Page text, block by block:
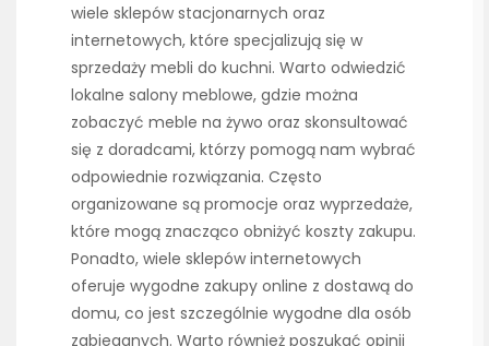
wiele sklepów stacjonarnych oraz
internetowych, które specjalizują się w
sprzedaży mebli do kuchni. Warto odwiedzić
lokalne salony meblowe, gdzie można
zobaczyć meble na żywo oraz skonsultować
się z doradcami, którzy pomogą nam wybrać
odpowiednie rozwiązania. Często
organizowane są promocje oraz wyprzedaże,
które mogą znacząco obniżyć koszty zakupu.
Ponadto, wiele sklepów internetowych
oferuje wygodne zakupy online z dostawą do
domu, co jest szczególnie wygodne dla osób
zabieganych. Warto również poszukać opinii